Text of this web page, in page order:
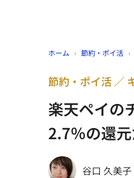
ホーム › 節約・ポイ活 ›
楽天ペイの
2.7％の還
節約・ポイ活
谷口 久美子